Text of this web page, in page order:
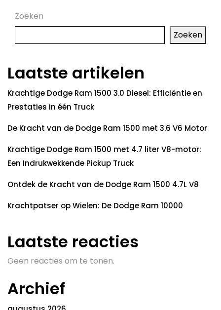
Zoeken
Zoeken
Laatste artikelen
Krachtige Dodge Ram 1500 3.0 Diesel: Efficiëntie en
Prestaties in één Truck
De Kracht van de Dodge Ram 1500 met 3.6 V6 Motor
Krachtige Dodge Ram 1500 met 4.7 liter V8-motor:
Een Indrukwekkende Pickup Truck
Ontdek de Kracht van de Dodge Ram 1500 4.7L V8
Krachtpatser op Wielen: De Dodge Ram 10000
Laatste reacties
Geen reacties om te tonen.
Archief